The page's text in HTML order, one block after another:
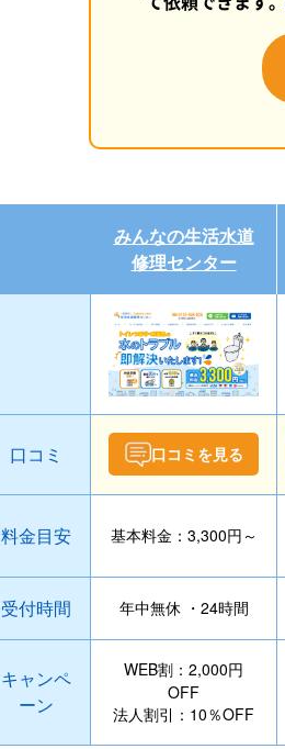
みんなの生活水道
修理センター
口コミ 口コミを見る
料金目安 基本料金：3,300円～
受付時間 年中無休 ・24時間
キャンペ
ーン
WEB割：2,000円
OFF
法人割引：10％OFF